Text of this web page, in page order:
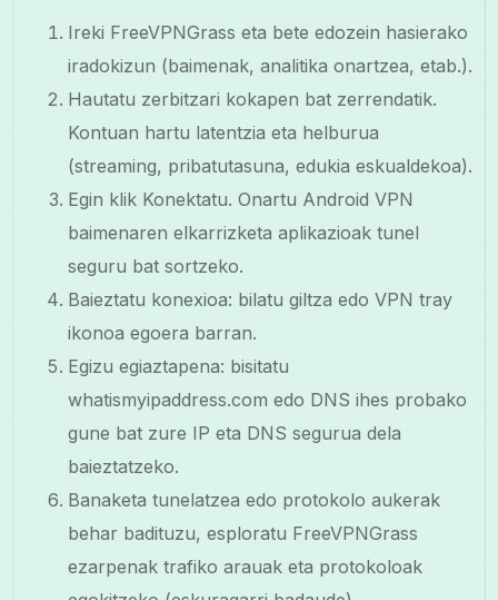
Ireki FreeVPNGrass eta bete edozein hasierako
iradokizun (baimenak, analitika onartzea, etab.).
Hautatu zerbitzari kokapen bat zerrendatik.
Kontuan hartu latentzia eta helburua
(streaming, pribatutasuna, edukia eskualdekoa).
Egin klik Konektatu. Onartu Android VPN
baimenaren elkarrizketa aplikazioak tunel
seguru bat sortzeko.
Baieztatu konexioa: bilatu giltza edo VPN tray
ikonoa egoera barran.
Egizu egiaztapena: bisitatu
whatismyipaddress.com edo DNS ihes probako
gune bat zure IP eta DNS segurua dela
baieztatzeko.
Banaketa tunelatzea edo protokolo aukerak
behar badituzu, esploratu FreeVPNGrass
ezarpenak trafiko arauak eta protokoloak